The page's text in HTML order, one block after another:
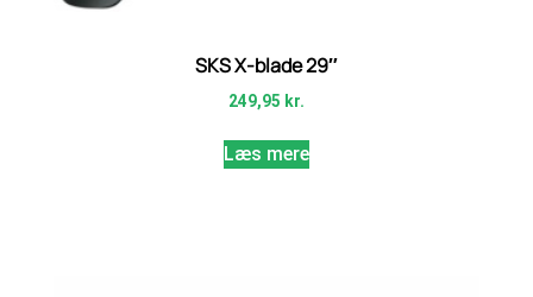
SKS X-blade 29″
249,95 kr.
Læs mere